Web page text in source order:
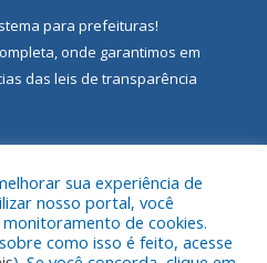
para prefeituras!
onde garantimos em
das leis de transparência
sua experiência de
nosso portal, você
de cookies.
como isso é feito, acesse